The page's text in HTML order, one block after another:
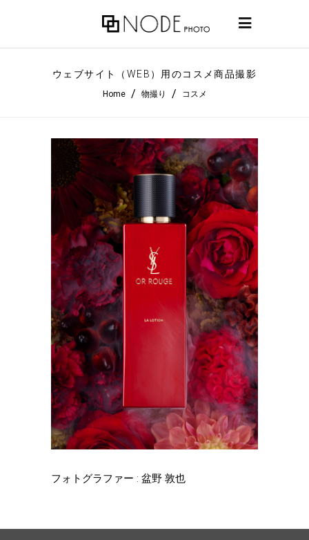
ウェブサイト（WEB）用のコスメ商品撮影
Home/ 物撮り / コスメ
フォトグラファー : 盆野 敦也